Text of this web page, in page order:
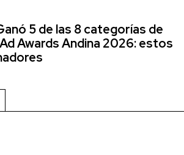
5 de las 8 categorías de
Awards Andina 2026: estos